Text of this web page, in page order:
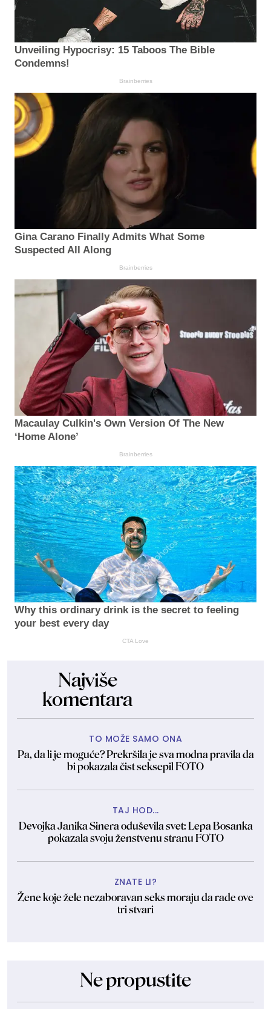
Unveiling Hypocrisy: 15 Taboos The Bible
Condemns!
Brainberries
Gina Carano Finally Admits What Some
Suspected All Along
Brainberries
Macaulay Culkin's Own Version Of The New
‘Home Alone’
Brainberries
Why this ordinary drink is the secret to feeling
your best every day
CTA Love
Najviše
komentara
TO MOŽE SAMO ONA
Pa, da li je moguće? Prekršila je sva modna pravila da
bi pokazala čist seksepil FOTO
TAJ HOD...
Devojka Janika Sinera oduševila svet: Lepa Bosanka
pokazala svoju ženstvenu stranu FOTO
ZNATE LI?
Žene koje žele nezaboravan seks moraju da rade ove
tri stvari
Ne propustite